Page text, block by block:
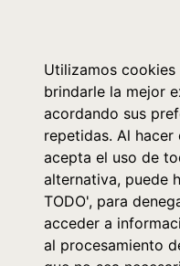
Utilizamos
brindarle la mejor
acordando sus
repetidas. Al hacer
acepta el uso de
alternativa, puede
TODO', para
acceder a
al procesamiento